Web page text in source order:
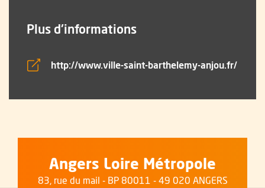
Plus d'informations
http://www.ville-saint-barthelemy-anjou.fr/,
Angers Loire Métropole
83, rue du mail - BP 80011 - 49 020 ANGERS